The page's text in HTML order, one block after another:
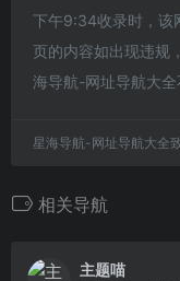
下午9:34收录时，该
页的内容如出现违规
海导航-网址导航大全
星海导航-网址导航大全
相关导航
主题喵